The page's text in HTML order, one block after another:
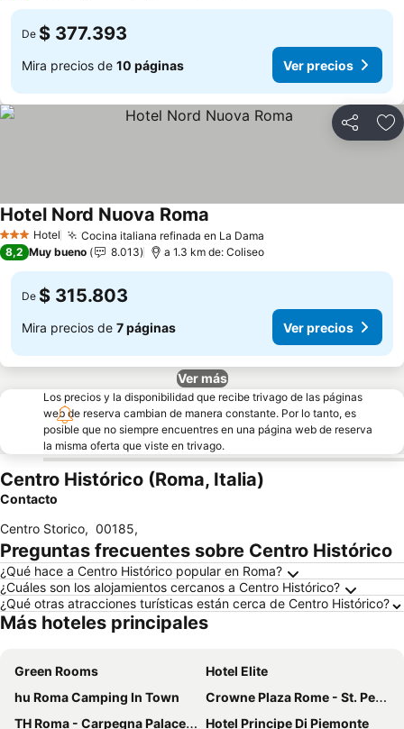
De $ 377.393
Mira precios de 10 páginas Ver precios
Compartir
3 Estrellas
Hotel Cocina italiana refinada en La Dama
Hotel Nord Nuova Roma
8,2 Muy bueno 8.013 a 1.3 km de: Coliseo
De $ 315.803
Mira precios de 7 páginas Ver precios
Ver más
Los precios y la disponibilidad que recibe trivago de las páginas
web de reserva cambian de manera constante. Por lo tanto, es
posible que no siempre encuentres en una página web de reserva
la misma oferta que viste en trivago.
Centro Histórico (Roma, Italia)
Contacto
Centro Storico, 00185,
Preguntas frecuentes sobre Centro Histórico
¿Qué hace a Centro Histórico popular en Roma?
¿Cuáles son los alojamientos cercanos a Centro Histórico?
¿Qué otras atracciones turísticas están cerca de Centro Histórico?
Más hoteles principales
Green Rooms
Hotel Elite
hu Roma Camping In Town
Crowne Plaza Rome - St. Peters By Ihg
TH Roma - Carpegna Palace Hotel
Hotel Principe Di Piemonte